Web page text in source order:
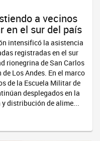
a vecinos
en el sur del país
intensificó la asistencia
registradas en el sur
rionegrina de San Carlos
Los Andes. En el marco
de la Escuela Militar de
desplegados en la
distribución de alime...